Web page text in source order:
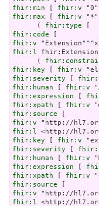
fhir:min [ fhir:v
fhir:max [ fhir:v
      (
fhir:type
fhir:code
fhir:v
fhir:l
      (
fhir:key [ fhir:v
fhir:severity [
fhir:human [ fhir:v
fhir:expression [
fhir:xpath [ fhir:v
fhir:source
fhir:v
fhir:l
fhir:key [ fhir:v
fhir:severity [
fhir:human [ fhir:v
fhir:expression [
fhir:xpath [ fhir:v
fhir:source
fhir:v
fhir:l